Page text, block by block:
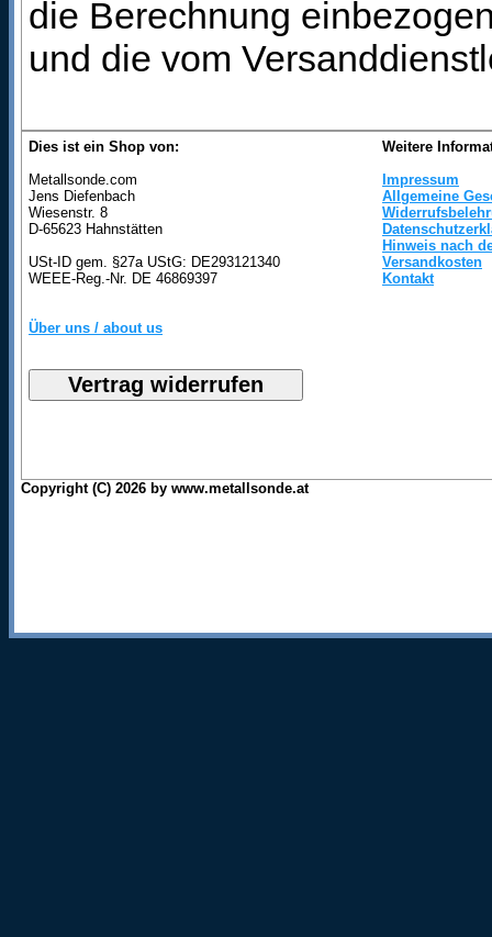
die Berechnung
und die vom
Dies ist ein Shop von:
Metallsonde.com
Jens Diefenbach
Wiesenstr. 8
D-65623 Hahnstätten
USt-ID gem. §27a UStG: DE293121340
WEEE-Reg.-Nr. DE 46869397
Über uns / about us
Weitere
Impressum
Allgemeine
Hinweis nach
Versandkosten
Kontakt
Copyright (C) 2026 by www.metallsonde.at